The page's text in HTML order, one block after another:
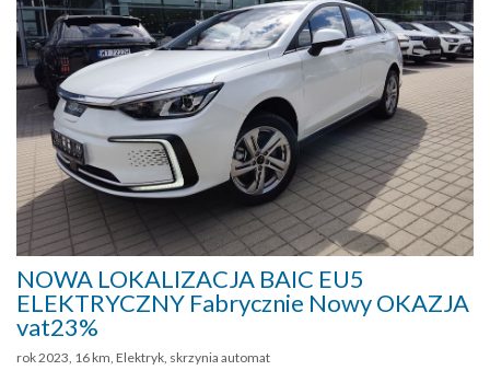
NOWA LOKALIZACJA BAIC EU5
ELEKTRYCZNY Fabrycznie Nowy OKAZJA
vat23%
rok 2023, 16 km, Elektryk, skrzynia automat